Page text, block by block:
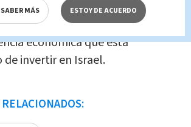
malignos”, añade el
en referencia a China,
económica que está
invertir en Israel.
RELACIONADOS:
MÁS ESTOY DE ACUERDO